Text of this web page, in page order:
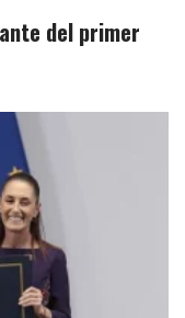
del primer